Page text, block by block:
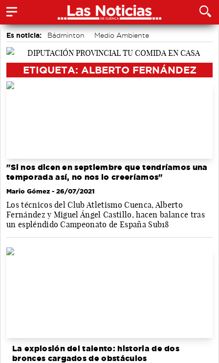
Es noticia: Bádminton
Medio Ambiente
Área de Deportes
ETIQUETA: ALBERTO FERNÁNDEZ
"Si nos dicen en septiembre que tendríamos una
temporada así, no nos lo creeríamos"
Mario Gómez - 26/07/2021
Los técnicos del Club Atletismo Cuenca, Alberto
Fernández y Miguel Ángel Castillo, hacen balance tras
un espléndido Campeonato de España Sub18
La explosión del talento: historia de dos
bronces cargados de obstáculos